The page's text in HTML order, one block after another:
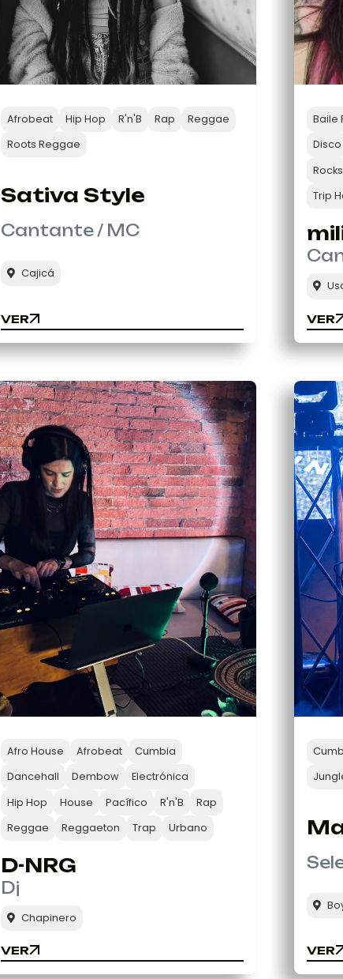
Afrobeat Hip Hop R'n'B Rap
Reggae
Roots Reggae
Sativa Style
Cantante / MC
Cajicá
VER
VER
Baile
Disco
Trip
VER
VER
Afro House Afrobeat
Cumbia
Dancehall
Dembow
Electrónica
Hip Hop
House Pacífico R'n'B
Rap
Reggae
Reggaeton Trap Urbano
D-NRG
Dj
Chapinero
VER
VER
VER
VER